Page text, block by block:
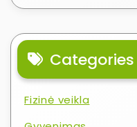
Categories
Fizinė veikla